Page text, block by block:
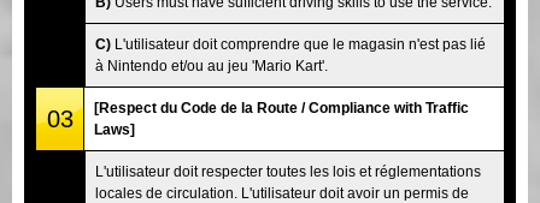
C) L'utilisateur doit comprendre que le magasin n'est pas lié
à Nintendo et/ou au jeu 'Mario Kart'.
03
[Respect du Code de la Route / Compliance with Traffic
Laws]
L'utilisateur doit respecter toutes les lois et réglementations
locales de circulation. L'utilisateur doit avoir un permis de